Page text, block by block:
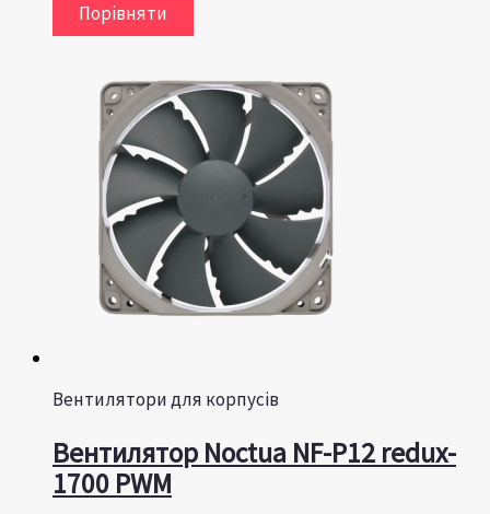
Порівняти
Вентилятори для корпусів
Вентилятор Noctua NF-P12 redux-
1700 PWM